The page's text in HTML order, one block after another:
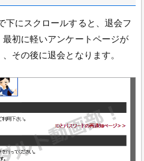
下にスクロールすると、退会フ
初に軽いアンケートページが
その後に退会となります。